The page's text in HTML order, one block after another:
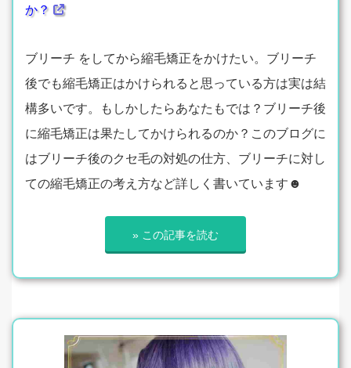
か？
ブリーチ をしてから縮毛矯正をかけたい。ブリーチ
後でも縮毛矯正はかけられると思っている方は実は結
構多いです。もしかしたらあなたもでは？ブリーチ後
に縮毛矯正は果たしてかけられるのか？このブログに
はブリーチ後のクセ毛の対処の仕方、ブリーチに対し
ての縮毛矯正の考え方など詳しく書いています☻
» この記事を読む